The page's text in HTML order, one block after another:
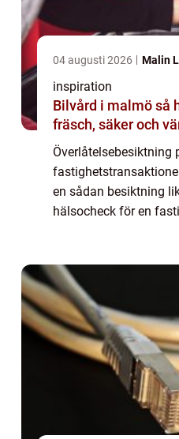
04 augusti 2026 Malin
inspiration
Bilvård i malmö så håller du bilen
fräsch, säker och
Överlåtelsebesiktning
en sådan besiktning
hälsocheck för en